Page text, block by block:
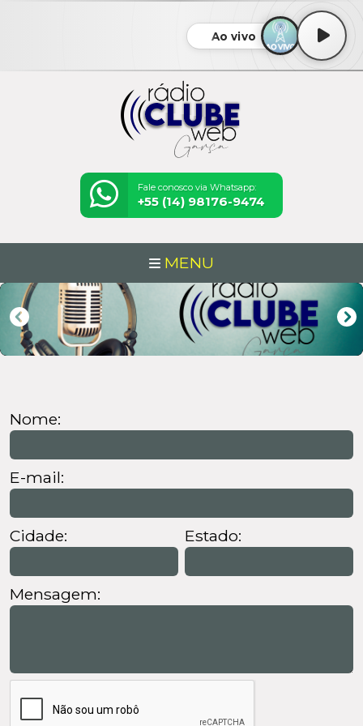
Ao vivo
Fale conosco via Whatsapp:
+55 (14) 98176-9474
MENU
Nome:
E-mail:
Cidade: Estado:
Mensagem: